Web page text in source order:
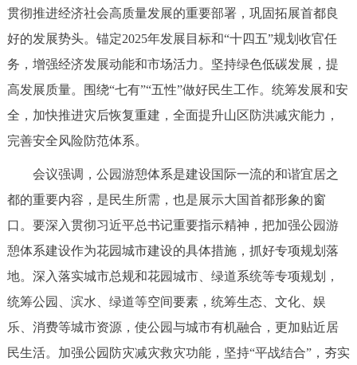
参与调查 在线访谈 图说互动
走进北京
绿色北京 图说北京 视频北京
ENGLISH 한국어 日本語
DEUTSCH FRANÇAIS РУССКИЙ ЯЗЫК
ESPAÑOL العربية PORTUGUÊS
贯彻推进经济社会高质量发展的重要部署，巩固拓展首都良
好的发展势头。锚定2025年发展目标和“十四五”规划收官任
务，增强经济发展动能和市场活力。坚持绿色低碳发展，提
高发展质量。围绕“七有”“五性”做好民生工作。统筹发展和安
全，加快推进灾后恢复重建，全面提升山区防洪减灾能力，
完善安全风险防范体系。
会议强调，公园游憩体系是建设国际一流的和谐宜居之
都的重要内容，是民生所需，也是展示大国首都形象的窗
口。要深入贯彻习近平总书记重要指示精神，把加强公园游
憩体系建设作为花园城市建设的具体措施，抓好专项规划落
地。深入落实城市总规和花园城市、绿道系统等专项规划，
统筹公园、滨水、绿道等空间要素，统筹生态、文化、娱
乐、消费等城市资源，使公园与城市有机融合，更加贴近居
民生活。加强公园防灾减灾救灾功能，坚持“平战结合”，夯实